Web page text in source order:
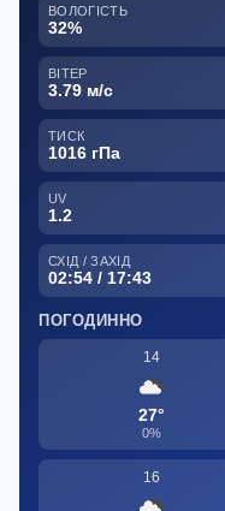
ВОЛОГІСТЬ
32%
ВІТЕР
3.79 м/с
ТИСК
1016 гПа
UV
1.2
СХІД / ЗАХІД
02:54 / 17:43
ПОГОДИННО
14
27°
0%
16